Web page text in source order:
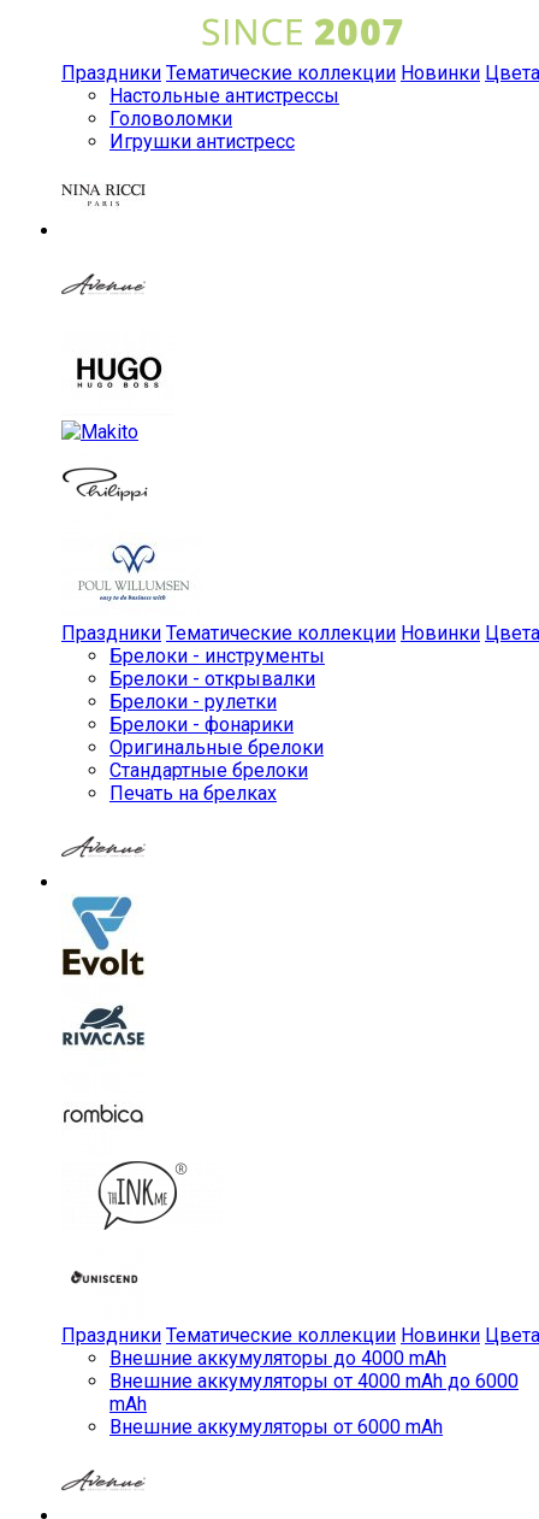
Праздники Тематические коллекции Новинки Цвета
Настольные антистрессы
Головоломки
Игрушки антистресс
Праздники Тематические коллекции Новинки Цвета
Брелоки - инструменты
Брелоки - открывалки
Брелоки - рулетки
Брелоки - фонарики
Оригинальные брелоки
Стандартные брелоки
Печать на брелках
Праздники Тематические коллекции Новинки Цвета
Внешние аккумуляторы до 4000 mAh
Внешние аккумуляторы от 4000 mAh до 6000
mAh
Внешние аккумуляторы от 6000 mAh